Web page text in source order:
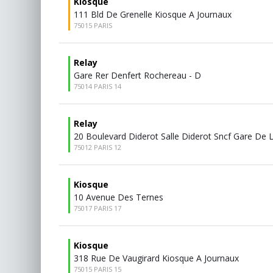
111 Bld De Grenelle Kiosque A Journaux
75015 PARIS
Relay
Gare Rer Denfert Rochereau - D
75014 PARIS 14
Relay
20 Boulevard Diderot Salle Diderot Sncf Gare De
75012 PARIS 12
Kiosque
10 Avenue Des Ternes
75017 PARIS 17
Kiosque
318 Rue De Vaugirard Kiosque A Journaux
75015 PARIS 15